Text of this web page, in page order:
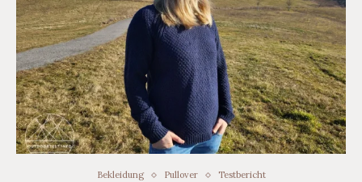
Bekleidung Pullover Testbericht